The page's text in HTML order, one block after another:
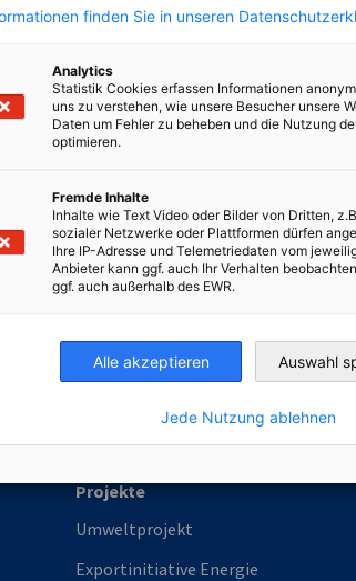
etwas Anderes?
finden Sie aktuelle
Podcasts...
Industrie- und Handelskammer
AHK.de
Projekte
Umweltprojekt
Exportinitiative Energie
finden Sie in unseren
Analytics
Statistik Cookies erfassen Informationen
uns zu verstehen, wie unsere Besucher unsere
Daten um Fehler zu beheben und die Nutzung
optimieren.
Fremde Inhalte
Inhalte wie Text Video oder Bilder von Dritten,
sozialer Netzwerke oder Plattformen dürfen
Ihre IP-Adresse und Telemetriedaten vom
Anbieter kann ggf. auch Ihr Verhalten
ggf. auch außerhalb des EWR.
Alle akzeptieren Auswahl
Jede Nutzung ablehnen